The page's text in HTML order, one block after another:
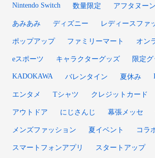
Nintendo Switch 数量限定 アフタヌー
あみあみ ディズニー レディースファ
ポップアップ ファミリーマート オン
eスポーツ キャラクターグッズ 限定グ
KADOKAWA バレンタイン 夏休み
エンタメ Tシャツ クレジットカード
アウトドア にじさんじ 幕張メッセ
メンズファッション 夏イベント コラ
スマートフォンアプリ スタートアップ